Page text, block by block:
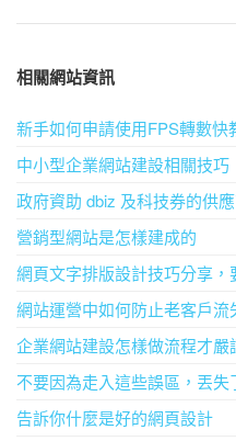
相關網站資訊
新手如何申請使用FPS轉數快
中小型企業網站建設相關技巧
政府資助 dbiz 及科技券的供
營銷型網站是怎樣建成的
網頁文字排版設計技巧分享，
網站運營中如何防止老客戶流
企業網站建設怎樣做流程才嚴
不要因為走入這些誤區，丟失
告訴你什麼是好的網頁設計